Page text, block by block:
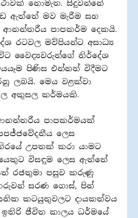
නොමැත. සිදුවන්නේ
ඇත්තේ මව මැරීම සහ
ආනන්තරීය පාපකර්ම දෙකයි.
රටවල මව්පියන්ට අසාධ්‍ය
වෛද්‍යවරුන්ගේ නිර්දේශ
පිණිස එන්නත් විදීමට
ලබයි. මෙය වළක්වා
අකුසල කර්මයකි.
පාපකර්මයක්
ලෙස
උපතක් කරා යාමට
විසඳුම ලෙස ඇත්තේ
රජතුමා පසුව කරුණු
සරණ ගොස්, පින්
කටයුතුවලට දායකත්වය
ඉතිරි ජීවිත කාලය ධර්මයේ